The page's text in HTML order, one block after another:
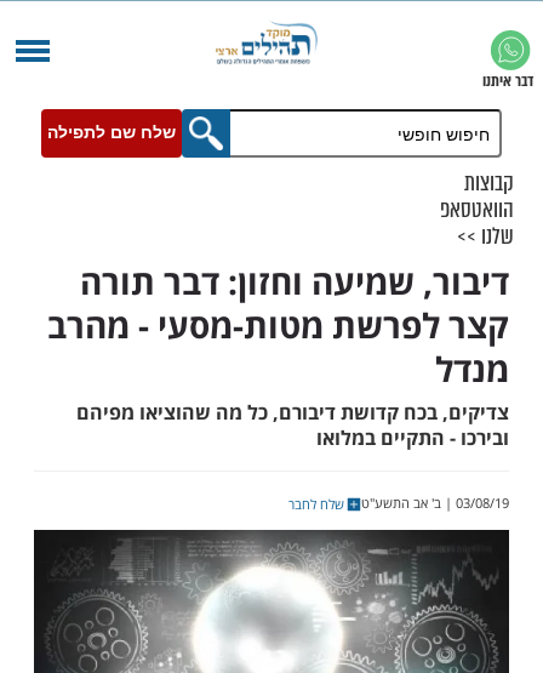
שלח שם לתפילה
שמיעה וחזון: דבר תורה
מטות-מסעי - מהרב
קדושת דיבורם, כל מה שהוציאו מפיהם
במלואו
שלח לחבר